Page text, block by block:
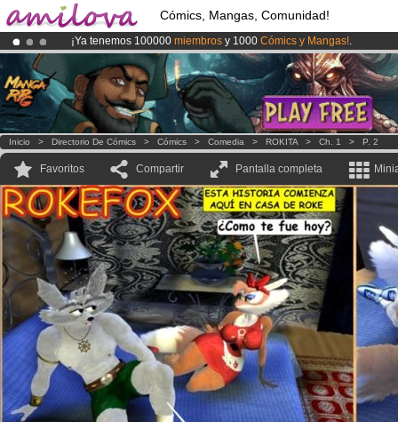
Cómics, Mangas, Comunidad!
¡Ya tenemos 100000 miembros y 1000 Cómics y Mangas!.
¡Conviertete en Premium por3.95 eurosal mes!Hazte Premium ya
El Kickstarter Amilova está desormado lanzado!.
Inicio > Directorio De Cómics > Cómics > Comedia > ROKITA > Ch. 1 > P. 2
Favoritos Compartir Pantalla completa